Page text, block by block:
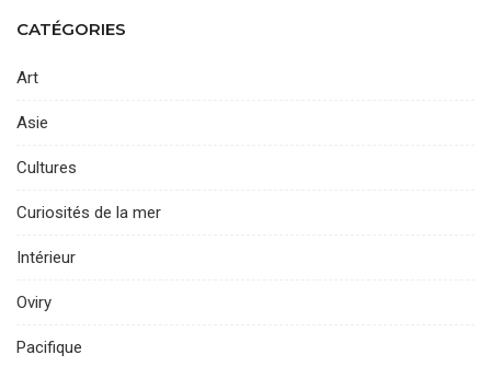
CATÉGORIES
Art
Asie
Cultures
Curiosités de la mer
Intérieur
Oviry
Pacifique